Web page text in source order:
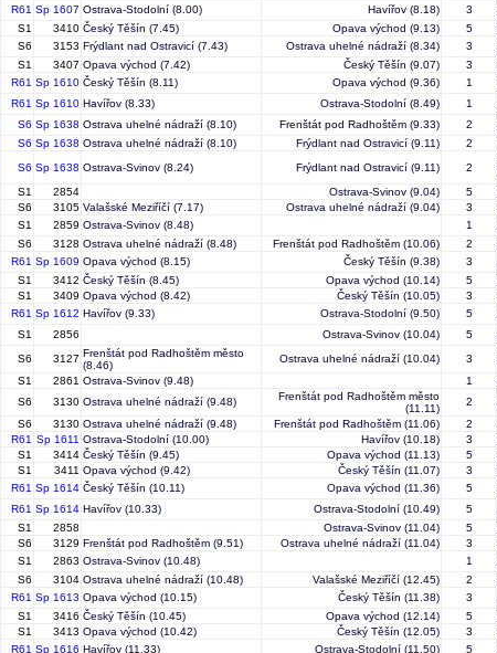
R61 Sp 1607 Ostrava-Stodolní (8.00) Havířov (8.18) 3
S1 3410 Český Těšín (7.45) Opava východ (9.13) 5
S6 3153 Frýdlant nad Ostravicí (7.43) Ostrava uhelné nádraží (8.34) 3
S1 3407 Opava východ (7.42) Český Těšín (9.07) 3
R61 Sp 1610 Český Těšín (8.11) Opava východ (9.36) 1
R61 Sp 1610 Havířov (8.33) Ostrava-Stodolní (8.49) 1
S6 Sp 1638 Ostrava uhelné nádraží (8.10) Frenštát pod Radhoštěm (9.33) 2
S6 Sp 1638 Ostrava uhelné nádraží (8.10) Frýdlant nad Ostravicí (9.11) 2
S6 Sp 1638 Ostrava-Svinov (8.24) Frýdlant nad Ostravicí (9.11) 2
S1 2854 Ostrava-Svinov (9.04) 5
S6 3105 Valašské Meziříčí (7.17) Ostrava uhelné nádraží (9.04) 3
S1 2859 Ostrava-Svinov (8.48) 1
S6 3128 Ostrava uhelné nádraží (8.48) Frenštát pod Radhoštěm (10.06) 2
R61 Sp 1609 Opava východ (8.15) Český Těšín (9.38) 3
S1 3412 Český Těšín (8.45) Opava východ (10.14) 5
S1 3409 Opava východ (8.42) Český Těšín (10.05) 3
R61 Sp 1612 Havířov (9.33) Ostrava-Stodolní (9.50) 5
S1 2856 Ostrava-Svinov (10.04) 5
S6 3127 Frenštát pod Radhoštěm město
(8.46)
Ostrava uhelné nádraží (10.04) 3
S1 2861 Ostrava-Svinov (9.48) 1
S6 3130 Ostrava uhelné nádraží (9.48)
Frenštát pod Radhoštěm město
(11.11)
2
S6 3130 Ostrava uhelné nádraží (9.48) Frenštát pod Radhoštěm (11.06) 2
R61 Sp 1611 Ostrava-Stodolní (10.00) Havířov (10.18) 3
S1 3414 Český Těšín (9.45) Opava východ (11.13) 5
S1 3411 Opava východ (9.42) Český Těšín (11.07) 3
R61 Sp 1614 Český Těšín (10.11) Opava východ (11.36) 5
R61 Sp 1614 Havířov (10.33) Ostrava-Stodolní (10.49) 5
S1 2858 Ostrava-Svinov (11.04) 5
S6 3129 Frenštát pod Radhoštěm (9.51) Ostrava uhelné nádraží (11.04) 3
S1 2863 Ostrava-Svinov (10.48) 1
S6 3104 Ostrava uhelné nádraží (10.48) Valašské Meziříčí (12.45) 2
R61 Sp 1613 Opava východ (10.15) Český Těšín (11.38) 3
S1 3416 Český Těšín (10.45) Opava východ (12.14) 5
S1 3413 Opava východ (10.42) Český Těšín (12.05) 3
R61 Sp 1616 Havířov (11.33) Ostrava-Stodolní (11.50) 5